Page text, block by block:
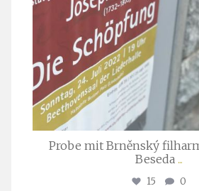
Probe mit Brněnský
Beseda ...
15 0